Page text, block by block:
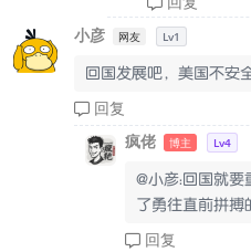
小彦
网友 Lv1
回国发展吧，美国不安
回复
疯佬
博主 Lv4
@小彦：回国就
了勇往直前拼搏
回复